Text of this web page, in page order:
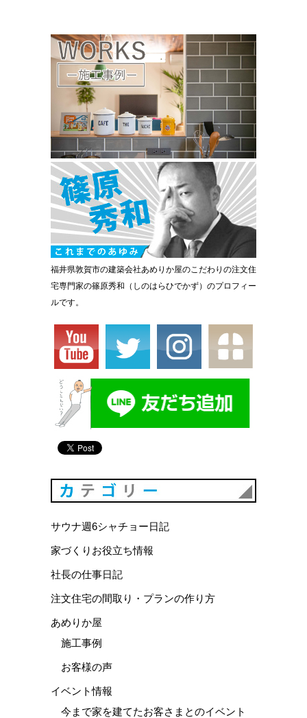
福井県敦賀市の建築会社あめりか屋のこだわりの注文住
宅専門家の篠原秀和（しのはらひでかず）のプロフィー
ルです。
サウナ週6シャチョー日記
家づくりお役立ち情報
社長の仕事日記
注文住宅の間取り・プランの作り方
あめりか屋
施工事例
お客様の声
イベント情報
今まで家を建てたお客さまとのイベント